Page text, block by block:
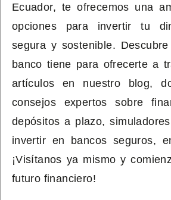
Ecuador, te ofrecemos una
opciones para invertir tu
segura y sostenible.
banco tiene para ofrecerte a
artículos en nuestro blog,
consejos expertos sobre
depósitos a plazo,
invertir en bancos seguros,
¡Visítanos ya mismo y
futuro financiero!